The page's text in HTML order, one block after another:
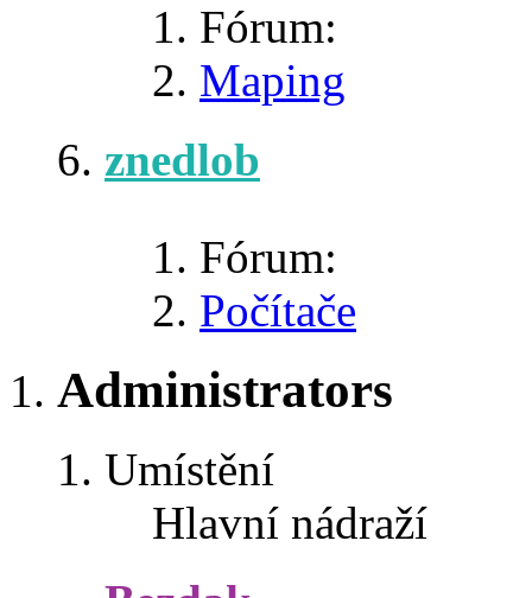
Fórum:
Maping
znedlob
Fórum:
Počítače
Administrators
Umístění
Hlavní nádraží